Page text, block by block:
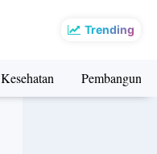
Trending
Kesehatan Pembangunan